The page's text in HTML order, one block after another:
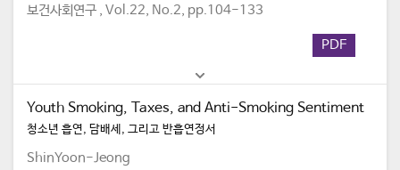
보건사회연구 , Vol.22, No.2, pp.104-133
PDF
Youth Smoking, Taxes, and Anti-Smoking Sentiment
청소년 흡연, 담배세, 그리고 반흡연정서
ShinYoon-Jeong